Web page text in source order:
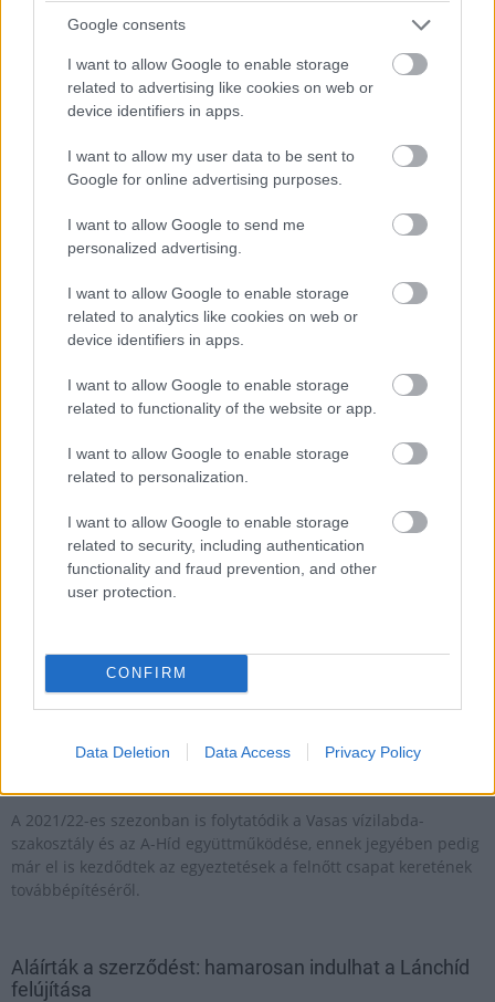
Google consents
I want to allow Google to enable storage
related to advertising like cookies on web or
device identifiers in apps.
I want to allow my user data to be sent to
Google for online advertising purposes.
I want to allow Google to send me
personalized advertising.
I want to allow Google to enable storage
related to analytics like cookies on web or
device identifiers in apps.
I want to allow Google to enable storage
related to functionality of the website or app.
I want to allow Google to enable storage
related to personalization.
I want to allow Google to enable storage
related to security, including authentication
functionality and fraud prevention, and other
user protection.
CONFIRM
Data Deletion Data Access Privacy Policy
Az M44-es gyorsforgalmi út új hídjának szerkezetépítési
PERI rendszerekkel valósulnak meg.
Újabb városrészeket kapcsol össze egy nagyszabású
vasútfejlesztés Tatabányán
2021.02.16
a megyeszékhelyen, majd indulhat a vasútállomás teljes
Hosszú távra tervez az A-Híd a Vasassal
2021.02.09
A 2021/22-es szezonban is folytatódik a Vasas vízilabda-
szakosztály és az A-Híd együttműködése, ennek jegyében pedig
már el is kezdődtek az egyeztetések a felnőtt csapat keretének
továbbépítéséről.
Aláírták a szerződést: hamarosan indulhat a Lánchíd
felújítása